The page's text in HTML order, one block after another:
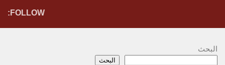
FOLLOW:
البحث
البحث